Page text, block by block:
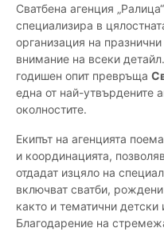
Сватбена агенция
специализира в
организация на
внимание на всеки
годишен опит превръща
една от най-утвърдените
околностите.
Екипът на агенцията
и координацията,
отдадат изцяло на
включват сватби,
както и тематични
Благодарение на